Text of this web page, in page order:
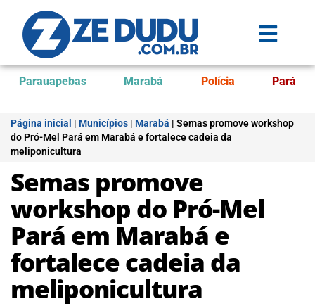
Parauapebas Marabá Polícia Pará
Página inicial | Municípios | Marabá | Semas promove workshop
do Pró-Mel Pará em Marabá e fortalece cadeia da
meliponicultura
Semas promove
workshop do Pró-Mel
Pará em Marabá e
fortalece cadeia da
meliponicultura